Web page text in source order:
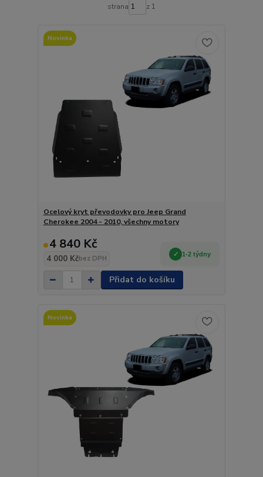
strana z 1
Novinka
Ocelový kryt převodovky pro Jeep Grand
Cherokee 2004 - 2010, všechny motory
4 840 Kč
4 000 Kčbez DPH
1-2 týdny
Přidat do košíku
Novinka